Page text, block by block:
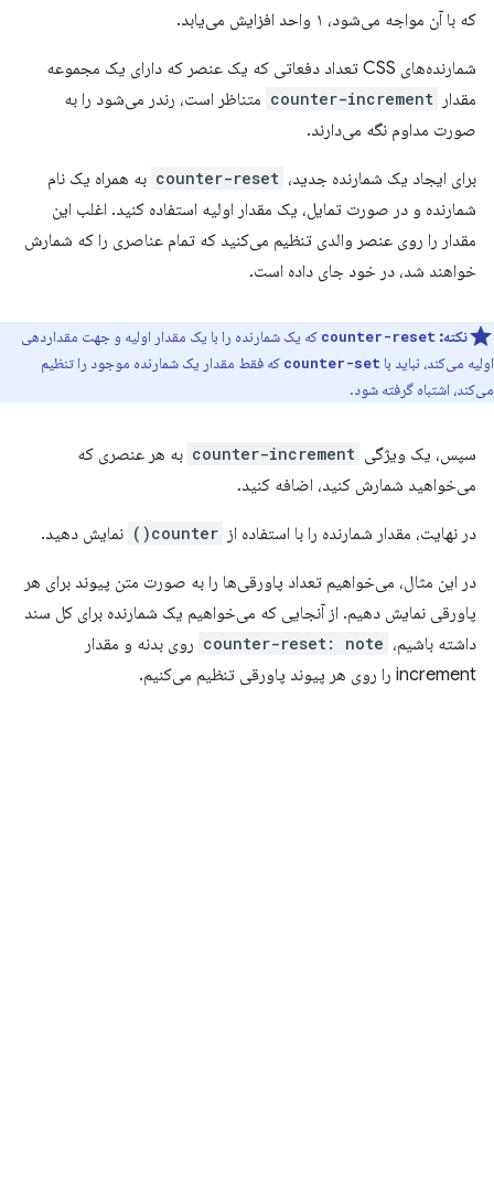
که با آن مواجه می‌شود، ۱ واحد افزایش می‌یابد.
شمارنده‌های CSS تعداد دفعاتی که یک عنصر که دارای یک مجموعه
مقدار counter-increment متناظر است، رندر می‌شود را به
صورت مداوم نگه می‌دارند.
برای ایجاد یک شمارنده جدید، counter-reset به همراه یک نام
شمارنده و در صورت تمایل، یک مقدار اولیه استفاده کنید. اغلب این
مقدار را روی عنصر والدی تنظیم می‌کنید که تمام عناصری را که شمارش
خواهند شد، در خود جای داده است.
نکته: counter-reset که یک شمارنده را با یک مقدار اولیه و جهت مقداردهی
اولیه می‌کند، نباید با counter-set که فقط مقدار یک شمارنده موجود را تنظیم
می‌کند، اشتباه گرفته شود.
سپس، یک ویژگی counter-increment به هر عنصری که
می‌خواهید شمارش کنید، اضافه کنید.
در نهایت، مقدار شمارنده را با استفاده از counter() نمایش دهید.
در این مثال، می‌خواهیم تعداد پاورقی‌ها را به صورت متن پیوند برای هر
پاورقی نمایش دهیم. از آنجایی که می‌خواهیم یک شمارنده برای کل سند
داشته باشیم، counter-reset: note روی بدنه و مقدار
increment را روی هر پیوند پاورقی تنظیم می‌کنیم.